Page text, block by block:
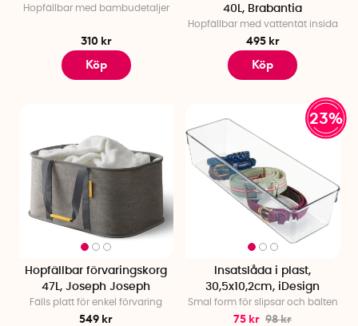
Hopfällbar med bambudetaljer
310 kr
Köp
40L, Brabantia
Hopfällbar med vattentät insida
495 kr
Köp
Hopfällbar förvaringskorg
47L, Joseph Joseph
Fälls platt för enkel förvaring
549 kr
23%
Insatslåda i plast,
30,5x10,2cm, iDesign
Smal form för slipsar och bälten
75 kr 98 kr